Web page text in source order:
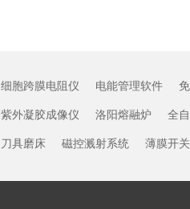
细胞跨膜电阻仪 电能管理软件
紫外凝胶成像仪 洛阳熔融炉 全
刀具磨床 磁控溅射系统 薄膜开